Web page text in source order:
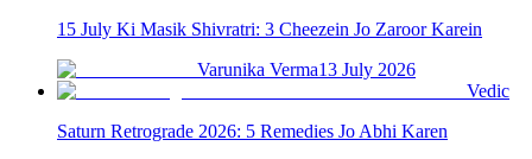
15 July Ki Masik Shivratri: 3 Cheezein Jo Zaroor Karein
Varunika Verma13 July 2026
Vedic
Saturn Retrograde 2026: 5 Remedies Jo Abhi Karen